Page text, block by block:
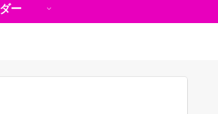
ー